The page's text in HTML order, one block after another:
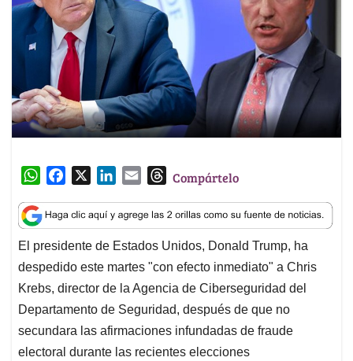
W
a
t
s
A
p
p
c
e
b
o
o
k
n
k
e
d
I
n
a
i
l
T
r
e
a
d
s
Compártelo
El presidente de Estados Unidos, Donald Trump, ha
despedido este martes "con efecto inmediato" a Chris
Krebs, director de la Agencia de Ciberseguridad del
Departamento de Seguridad, después de que no
secundara las afirmaciones infundadas de fraude
electoral durante las recientes elecciones